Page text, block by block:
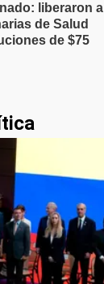
liberaron a
de Salud
de $75